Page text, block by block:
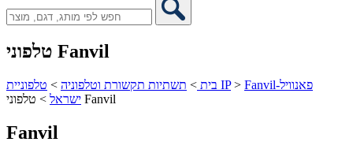
טלפוני Fanvil
בית > תשתיות תקשורת וטלפוניה > טלפוניית IP> Fanvil-פאנוויל
ישראל > טלפוני Fanvil
Fanvil